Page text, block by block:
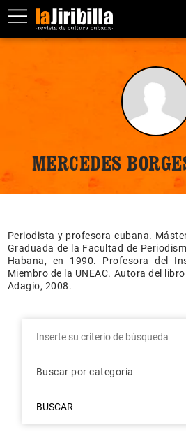
MERCEDES
Periodista y profesora cubana.
Graduada de la Facultad de
Habana, en 1990. Profesora del
Miembro de la UNEAC. Autora del libro
Adagio, 2008.
Buscar por categoría
BUSCAR